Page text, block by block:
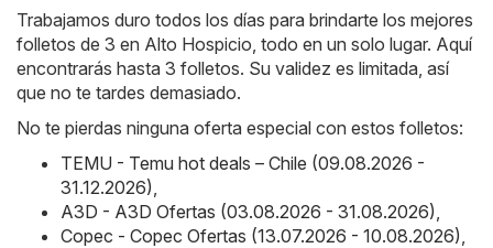
Trabajamos duro todos los días para brindarte los mejores
folletos de 3 en Alto Hospicio, todo en un solo lugar. Aquí
encontrarás hasta 3 folletos. Su validez es limitada, así
que no te tardes demasiado.
No te pierdas ninguna oferta especial con estos folletos:
TEMU - Temu hot deals – Chile (09.08.2026 -
31.12.2026)
A3D - A3D Ofertas (03.08.2026 - 31.08.2026)
Copec - Copec Ofertas (13.07.2026 - 10.08.2026)